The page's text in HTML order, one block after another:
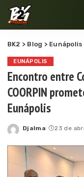
BK2 > Blog > Eunápolis
EUNÁPOLIS
Encontro entre
COORPIN
Eunápolis
Posted
Djalma 23 de